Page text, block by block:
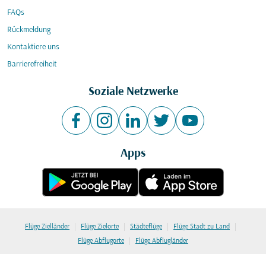
FAQs
Rückmeldung
Kontaktiere uns
Barrierefreiheit
Soziale Netzwerke
Apps
Flüge Zielländer | Flüge Zielorte | Städteflüge | Flüge Stadt zu Land |
Flüge Abflugorte | Flüge Abflugländer